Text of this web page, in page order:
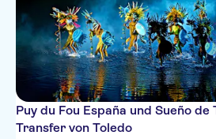
Puy du Fou España und Sueño
Transfer von Toledo